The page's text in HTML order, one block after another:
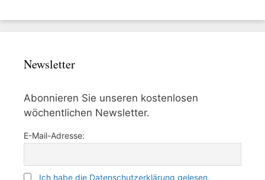
Newsletter
Abonnieren Sie unseren kostenlosen
wöchentlichen Newsletter.
E-Mail-Adresse:
Ich habe die Datenschutzerklärung gelesen.